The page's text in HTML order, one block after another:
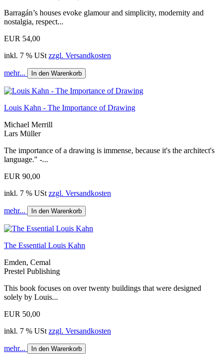
Barragán’s houses evoke glamour and simplicity, modernity and
nostalgia, respect...
EUR 54,00
inkl. 7 % USt zzgl. Versandkosten
mehr... In den Warenkorb
Louis Kahn - The Importance of Drawing
Michael Merrill
Lars Müller
The importance of a drawing is immense, because it's the architect's
language." -...
EUR 90,00
inkl. 7 % USt zzgl. Versandkosten
mehr... In den Warenkorb
The Essential Louis Kahn
Emden, Cemal
Prestel Publishing
This book focuses on over twenty buildings that were designed
solely by Louis...
EUR 50,00
inkl. 7 % USt zzgl. Versandkosten
mehr... In den Warenkorb